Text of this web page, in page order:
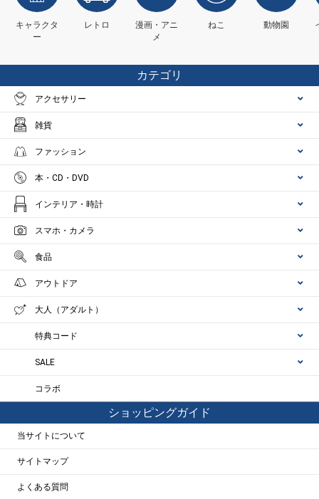
キャラクタ
ー
レトロ
漫画・アニ
メ
ねこ 動物園
カテゴリ
アクセサリー
雑貨
ファッション
本・CD・DVD
インテリア・時計
スマホ・カメラ
食品
アウトドア
大人（アダルト）
特典コード
SALE
コラボ
ショッピングガイド
当サイトについて
サイトマップ
よくある質問